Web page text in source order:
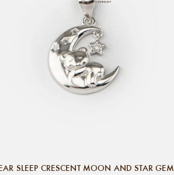
SLEEP CRESCENT MOON AND STAR GEM